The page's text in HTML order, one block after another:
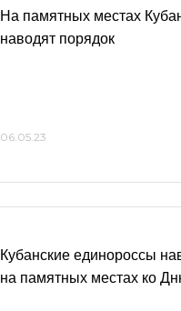
На памятных местах
наводят порядок
06.05.23
Кубанские единороссы
на памятных местах ко